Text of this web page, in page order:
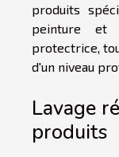
produits
peinture et
protectrice,
d'un niveau
Lavage
produits